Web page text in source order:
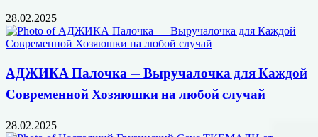
28.02.2025
АДЖИКА Палочка — Выручалочка для Каждой
Современной Хозяюшки на любой случай
28.02.2025